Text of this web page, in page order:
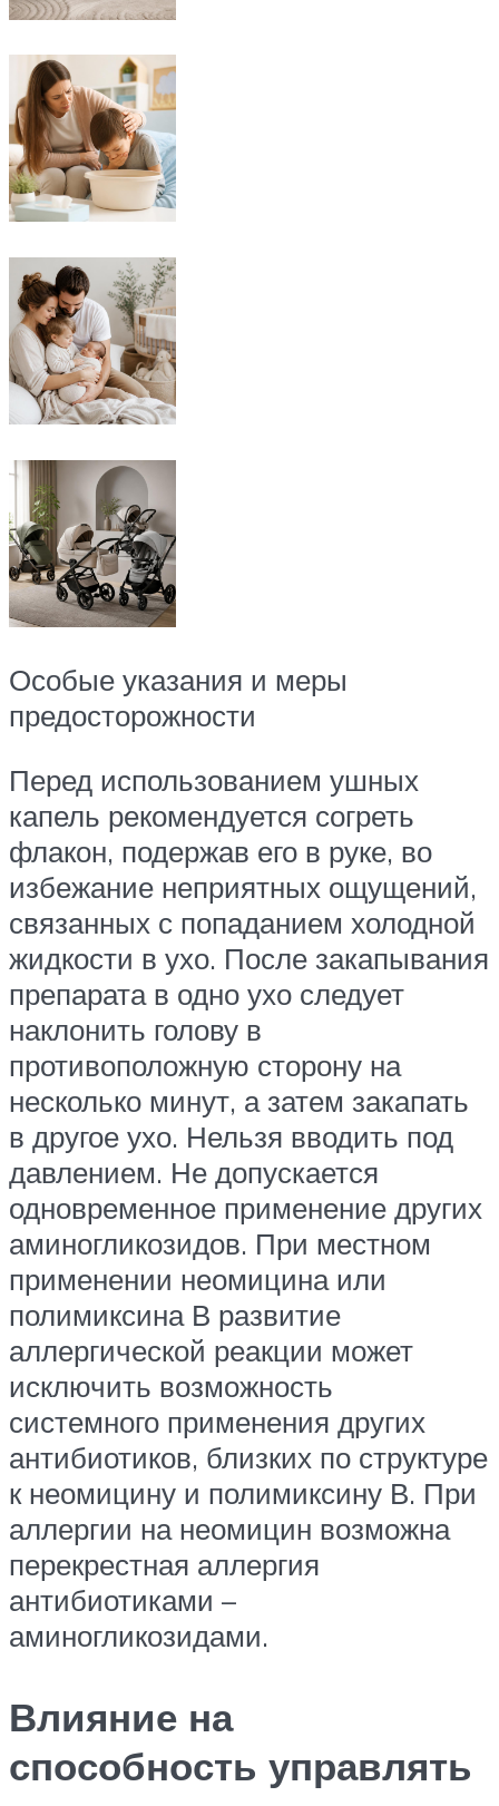
Особые указания и меры
предосторожности
Перед использованием ушных
капель рекомендуется согреть
флакон, подержав его в руке, во
избежание неприятных ощущений,
связанных с попаданием холодной
жидкости в ухо. После закапывания
препарата в одно ухо следует
наклонить голову в
противоположную сторону на
несколько минут, а затем закапать
в другое ухо. Нельзя вводить под
давлением. Не допускается
одновременное применение других
аминогликозидов. При местном
применении неомицина или
полимиксина В развитие
аллергической реакции может
исключить возможность
системного применения других
антибиотиков, близких по структуре
к неомицину и полимиксину В. При
аллергии на неомицин возможна
перекрестная аллергия
антибиотиками –
аминогликозидами.
Влияние на
способность управлять